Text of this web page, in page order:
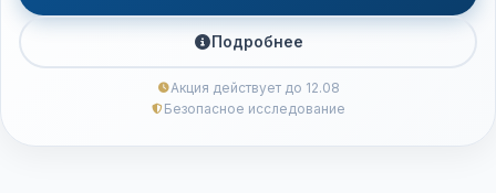
Подробнее
Акция действует до 12.08
Безопасное исследование